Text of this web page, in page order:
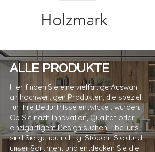
Holzmark
ALLE PRODUKTE
Hier finden Sie eine vielfältige Auswahl
an hochwertigen Produkten, die speziell
für Ihre Bedürfnisse entwickelt wurden.
Ob Sie nach Innovation, Qualität oder
einzigartigem Design suchen – bei uns
sind Sie genau richtig. Stöbern Sie durch
unser Sortiment und entdecken Sie die